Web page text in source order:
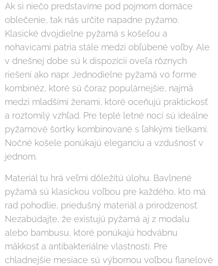
Ak si niečo predstavíme pod pojmom domáce
oblečenie, tak nás určite napadne pyžamo.
Klasické dvojdielne pyžamá s košeľou a
nohavicami patria stále medzi obľúbené voľby. Ale
v dnešnej dobe sú k dispozícii oveľa rôznych
riešení ako napr. Jednodielne pyžamá vo forme
kombinéz, ktoré sú čoraz populárnejšie, najmä
medzi mladšími ženami, ktoré oceňujú praktickosť
a roztomilý vzhľad. Pre teplé letné noci sú ideálne
pyžamové šortky kombinované s ľahkými tielkami.
Nočné košele ponúkajú eleganciu a vzdušnosť v
jednom.
Materiál tu hrá veľmi dôležitú úlohu. Bavlnené
pyžamá sú klasickou voľbou pre každého, kto má
rad pohodlie, priedušný materiál a prirodzenosť.
Nezabúdajte, že existujú pyžamá aj z modalu
alebo bambusu, ktoré ponúkajú hodvábnu
mäkkosť a antibakteriálne vlastnosti. Pre
chladnejšie mesiace sú výbornou voľbou flanelové